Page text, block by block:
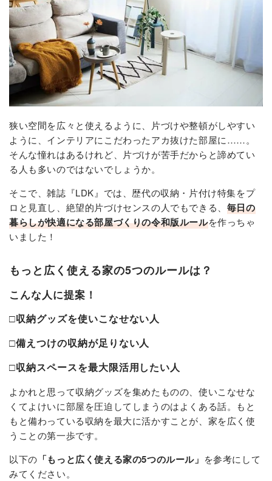
狭い空間を広々と使えるように、片づけや整頓がしやすい
ように、インテリアにこだわったアカ抜けた部屋に……。
そんな憧れはあるけれど、片づけが苦手だからと諦めてい
る人も多いのではないでしょうか。
そこで、雑誌『LDK』では、歴代の収納・片付け特集をプ
ロと見直し、絶望的片づけセンスの人でもできる、 毎日の
暮らしが快適になる部屋づくりの令和版ルールを作っちゃ
いました！
もっと広く使える家の5つのルールは？
こんな人に提案！
□収納グッズを使いこなせない人
□備えつけの収納が足りない人
□収納スペースを最大限活用したい人
よかれと思って収納グッズを集めたものの、使いこなせな
くてよけいに部屋を圧迫してしまうのはよくある話。もと
もと備わっている収納を最大に活かすことが、家を広く使
うことの第一歩です。
以下の 「もっと広く使える家の5つのルール」 を参考にして
みてください。